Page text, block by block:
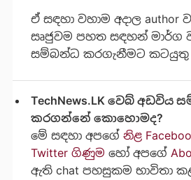
ඒ සඳහා වහාම අදාල author
සෘජුවම පහත සඳහන් මාර්ග
සම්බන්ධ කරගැනීමට
TechNews.LK වෙබ් අඩවිය
කරගන්නේ කොහොමද?
මේ සඳහා අපගේ නිළ
Twitter ගිණුම හෝ අපගේ
ඇති chat පහසුකම භාවිතා